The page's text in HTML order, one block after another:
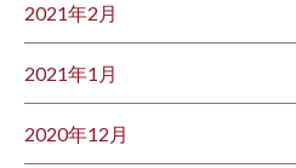
2021年2月
2021年1月
2020年12月